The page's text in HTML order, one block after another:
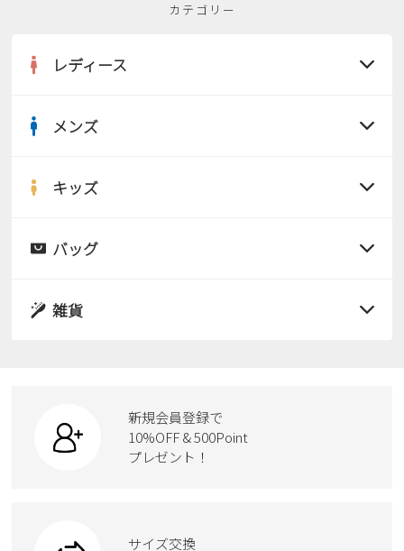
カテゴリー
レディース
サンダル
スニーカー
カジュアルシューズ
ワークシューズ
ウェア
メンズ
サンダル
ローファー
キッズ
サンダル
スクール
バッグ
ボディバッグ
ハンドバッグ
雑貨
ケア用品
新規会員登録で
10%OFF & 500Point
プレゼント！
サイズ交換